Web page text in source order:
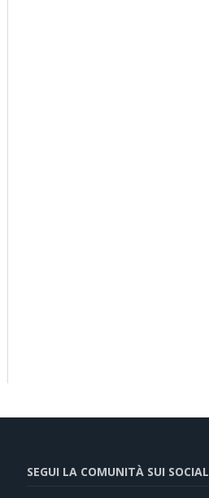
SEGUI LA COMUNITÀ SUI SOCIAL